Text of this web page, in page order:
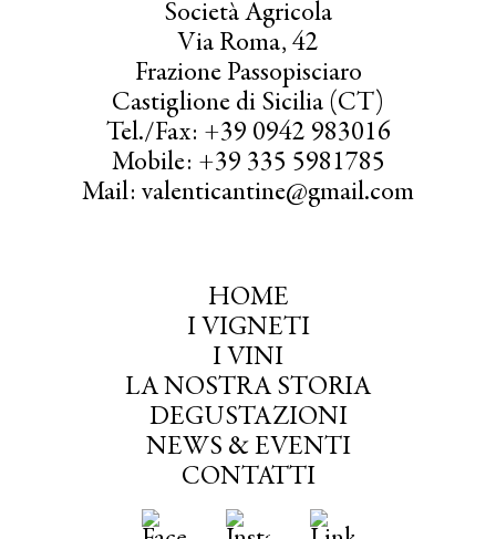
Società Agricola
Via Roma, 42
Frazione Passopisciaro
Castiglione di Sicilia (CT)
Tel./Fax: +39 0942 983016
Mobile: +39 335 5981785
Mail: valenticantine@gmail.com
HOME
I VIGNETI
I VINI
LA NOSTRA STORIA
DEGUSTAZIONI
NEWS & EVENTI
CONTATTI